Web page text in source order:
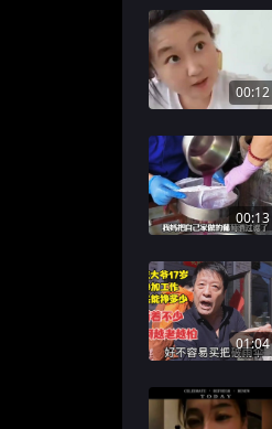
00:12
00:13
01:04